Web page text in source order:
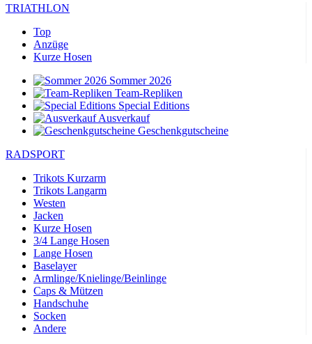
TRIATHLON
Top
Anzüge
Kurze Hosen
Sommer 2026
Team-Repliken
Special Editions
Ausverkauf
Geschenkgutscheine
RADSPORT
Trikots Kurzarm
Trikots Langarm
Westen
Jacken
Kurze Hosen
3/4 Lange Hosen
Lange Hosen
Baselayer
Armlinge/Knielinge/Beinlinge
Caps & Mützen
Handschuhe
Socken
Andere